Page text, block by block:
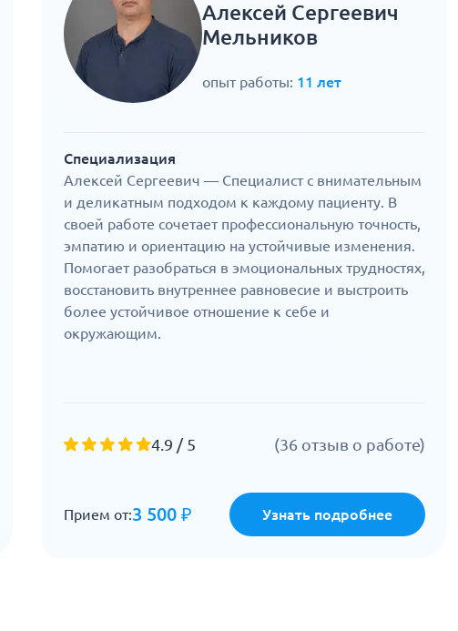
Алексей Сергеевич
Мельников
опыт работы: 11 лет
Специализация
Алексей Сергеевич — Специалист с внимательным
и деликатным подходом к каждому пациенту. В
своей работе сочетает профессиональную точность,
эмпатию и ориентацию на устойчивые изменения.
Помогает разобраться в эмоциональных трудностях,
восстановить внутреннее равновесие и выстроить
более устойчивое отношение к себе и
окружающим.
4.9 / 5 (36 отзыв о работе)
Прием от:3 500 ₽ Узнать подробнее